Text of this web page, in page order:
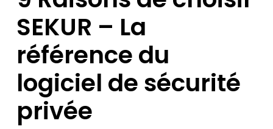
SEKUR – La
référence du
logiciel de sécurité
privée